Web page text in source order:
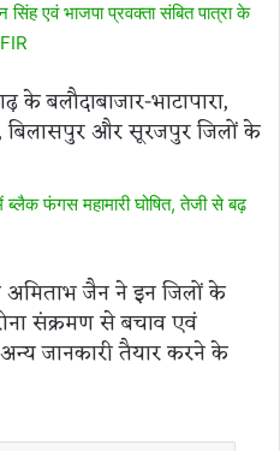
एवं भाजपा प्रवक्ता संबित पात्रा के
बलौदाबाजार-भाटापारा,
बिलासपुर और सूरजपुर जिलों के
फंगस महामारी घोषित, तेजी से बढ़
जैन ने इन जिलों के
संक्रमण से बचाव एवं
जानकारी तैयार करने के